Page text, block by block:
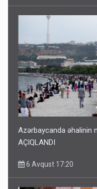
Azərbaycanda əhalinin
AÇIQLANDI
6 Avqust 17:20